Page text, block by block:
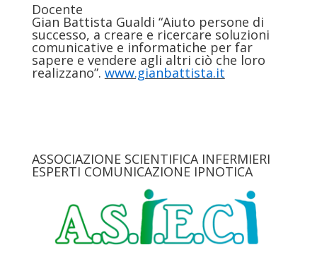
Docente
Gian Battista Gualdi “Aiuto persone di
successo, a creare e ricercare soluzioni
comunicative e informatiche per far
sapere e vendere agli altri ciò che loro
realizzano”. www.gianbattista.it
ASSOCIAZIONE SCIENTIFICA INFERMIERI
ESPERTI COMUNICAZIONE IPNOTICA